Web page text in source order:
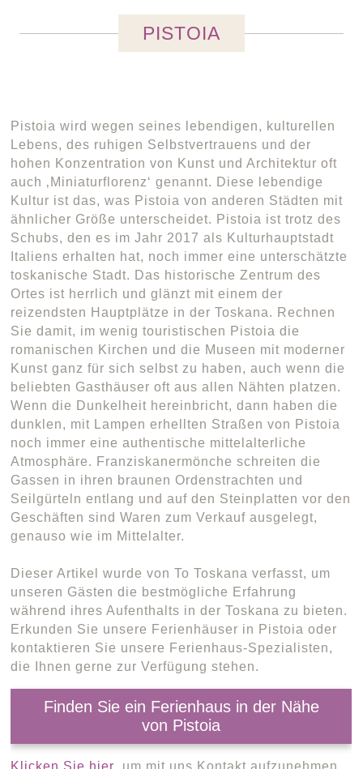
PISTOIA
Pistoia wird wegen seines lebendigen, kulturellen
Lebens, des ruhigen Selbstvertrauens und der
hohen Konzentration von Kunst und Architektur oft
auch ‚Miniaturflorenz‘ genannt. Diese lebendige
Kultur ist das, was Pistoia von anderen Städten mit
ähnlicher Größe unterscheidet. Pistoia ist trotz des
Schubs, den es im Jahr 2017 als Kulturhauptstadt
Italiens erhalten hat, noch immer eine unterschätzte
toskanische Stadt. Das historische Zentrum des
Ortes ist herrlich und glänzt mit einem der
reizendsten Hauptplätze in der Toskana. Rechnen
Sie damit, im wenig touristischen Pistoia die
romanischen Kirchen und die Museen mit moderner
Kunst ganz für sich selbst zu haben, auch wenn die
beliebten Gasthäuser oft aus allen Nähten platzen.
Wenn die Dunkelheit hereinbricht, dann haben die
dunklen, mit Lampen erhellten Straßen von Pistoia
noch immer eine authentische mittelalterliche
Atmosphäre. Franziskanermönche schreiten die
Gassen in ihren braunen Ordenstrachten und
Seilgürteln entlang und auf den Steinplatten vor den
Geschäften sind Waren zum Verkauf ausgelegt,
genauso wie im Mittelalter.
Dieser Artikel wurde von To Toskana verfasst, um
unseren Gästen die bestmögliche Erfahrung
während ihres Aufenthalts in der Toskana zu bieten.
Erkunden Sie unsere Ferienhäuser in Pistoia oder
kontaktieren Sie unsere Ferienhaus-Spezialisten,
die Ihnen gerne zur Verfügung stehen.
Finden Sie ein Ferienhaus in der Nähe
von Pistoia